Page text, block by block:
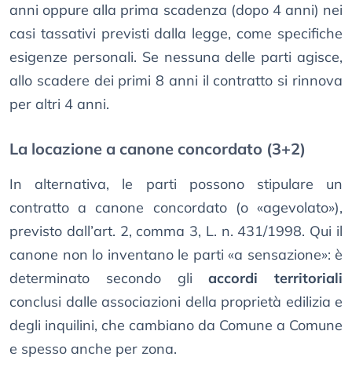
anni oppure alla prima scadenza (dopo 4 anni) nei
casi tassativi previsti dalla legge, come specifiche
esigenze personali. Se nessuna delle parti agisce,
allo scadere dei primi 8 anni il contratto si rinnova
per altri 4 anni.
La locazione a canone concordato (3+2)
In alternativa, le parti possono stipulare un
contratto a canone concordato (o «agevolato»),
previsto dall’art. 2, comma 3, L. n. 431/1998. Qui il
canone non lo inventano le parti «a sensazione»: è
determinato secondo gliaccordi territoriali
conclusi dalle associazioni della proprietà edilizia e
degli inquilini, che cambiano da Comune a Comune
e spesso anche per zona.